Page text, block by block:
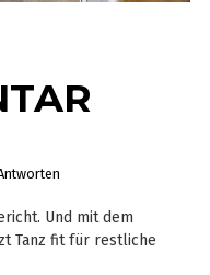
Und mit dem
Tanz fit für restliche